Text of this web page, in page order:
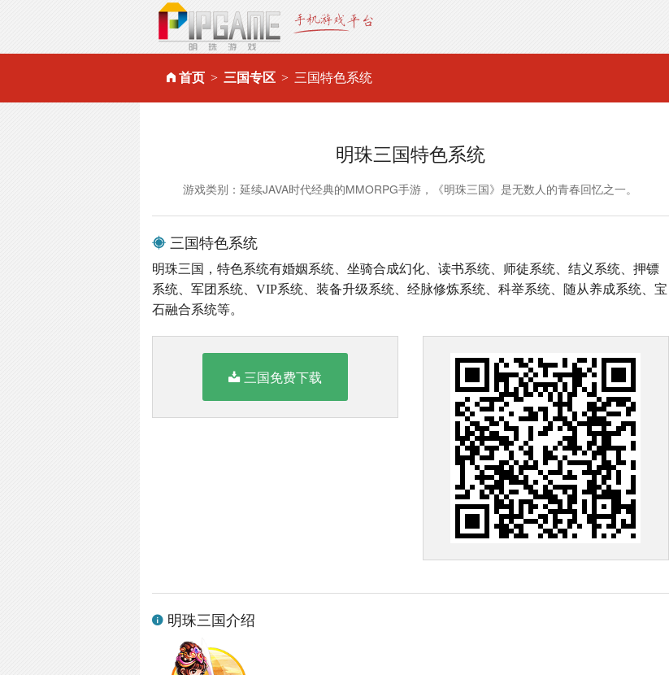
首页 三国专区 三国特色系统
明珠三国特色系统
游戏类别：延续JAVA时代经典的MMORPG手游，《明珠三国》是无数人的青春回忆之一。
三国特色系统
明珠三国，特色系统有婚姻系统、坐骑合成幻化、读书系统、师徒系统、结义系统、押镖
系统、军团系统、VIP系统、装备升级系统、经脉修炼系统、科举系统、随从养成系统、宝
石融合系统等。
三国免费下载
明珠三国介绍